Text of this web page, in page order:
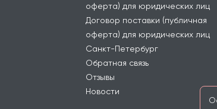
оферта) для юридических лиц
Договор поставки (публичная
оферта) для юридических лиц
Санкт-Петербург
Обратная связь
Отзывы
Новости